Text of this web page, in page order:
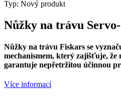
Typ: Nový produkt
Nůžky na trávu
Nůžky na trávu Fiskars se
mechanismem, který zajišťuje, že
garantuje nepřetržitou účinnou
Více informací